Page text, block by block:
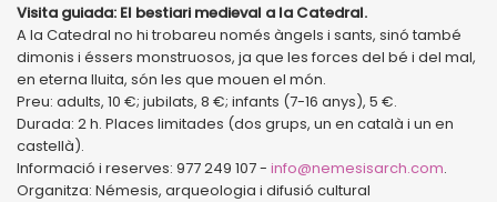
Visita guiada: El bestiari medieval a la Catedral.
A la Catedral no hi trobareu només àngels i sants, sinó també
dimonis i éssers monstruosos, ja que les forces del bé i del mal,
en eterna lluita, són les que mouen el món.
Preu: adults, 10 €; jubilats, 8 €; infants (7-16 anys), 5 €.
Durada: 2 h. Places limitades (dos grups, un en català i un en
castellà).
Informació i reserves: 977 249 107 - info@nemesisarch.com.
Organitza: Némesis, arqueologia i difusió cultural